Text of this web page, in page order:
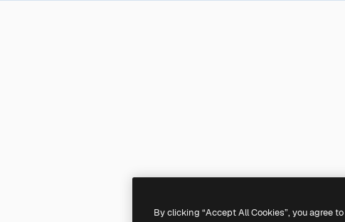
By clicking “Accept All Cookies”, you agree